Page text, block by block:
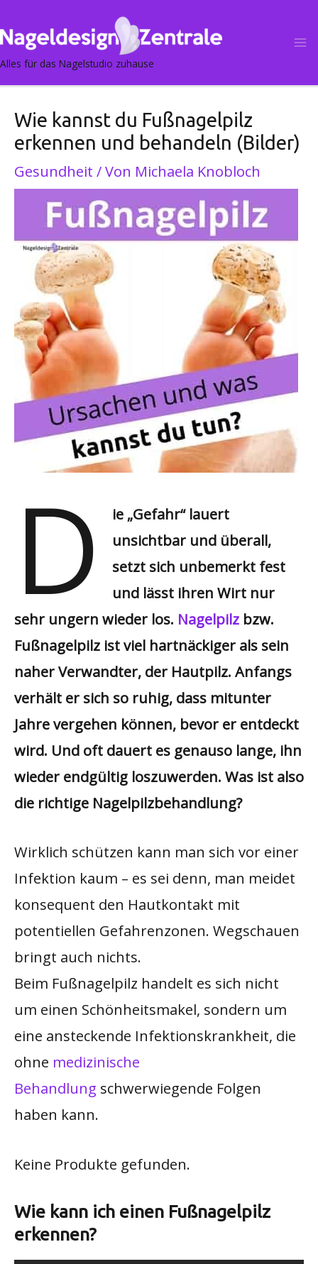
Alles für das Nagelstudio zuhause
Wie kannst du Fußnagelpilz
erkennen und behandeln (Bilder)
Gesundheit / Von Michaela Knobloch
D
ie „Gefahr“ lauert
unsichtbar und überall,
setzt sich unbemerkt fest
und lässt ihren Wirt nur
sehr ungern wieder los. Nagelpilz bzw.
Fußnagelpilz istviel hartnäckiger als sein
naher Verwandter, der Hautpilz. Anfangs
verhält er sich so ruhig, dass mitunter
Jahre vergehen können, bevor er entdeckt
wird. Und oft dauert es genauso lange, ihn
wieder endgültig loszuwerden. Was ist also
die richtige Nagelpilzbehandlung?
Wirklich schützen kann man sich vor einer
Infektion kaum – es sei denn, man meidet
konsequent den Hautkontakt mit
potentiellen Gefahrenzonen. Wegschauen
bringt auch nichts.
Beim Fußnagelpilz handelt es sich nicht
um einen Schönheitsmakel, sondern um
eine ansteckende Infektionskrankheit, die
ohne medizinische
Behandlung schwerwiegende Folgen
haben kann.
Keine Produkte gefunden.
Wie kann ich einen Fußnagelpilz
erkennen?
navigation